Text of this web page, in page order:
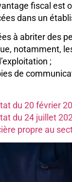
fiscal est
dans un
à abriter des
notamment,
;
de
du 20 février
du 24 juillet
propre au